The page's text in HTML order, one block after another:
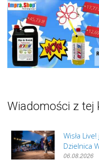
Wiadomości z tej
Wisła
Dzielnica
06.08.2026